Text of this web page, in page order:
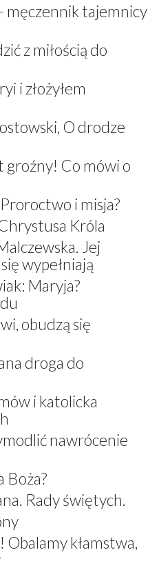
męczennik tajemnicy
z miłością do
i złożyłem
O drodze
groźny! Co mówi o
i misja?
Króla
Jej
wypełniają
Maryja?
obudzą się
droga do
i katolicka
nawrócenie
Boża?
Rady świętych.
Obalamy kłamstwa,